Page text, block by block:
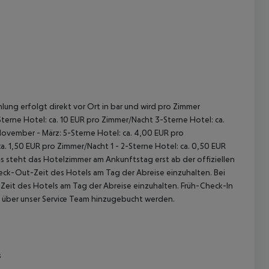
erfolgt direkt vor Ort in bar und wird pro Zimmer
Hotel: ca. 10 EUR pro Zimmer/Nacht 3-Sterne Hotel: ca.
- März: 5-Sterne Hotel: ca. 4,00 EUR pro
EUR pro Zimmer/Nacht 1 - 2-Sterne Hotel: ca. 0,50 EUR
steht das Hotelzimmer am Ankunftstag erst ab der offiziellen
Out-Zeit des Hotels am Tag der Abreise einzuhalten. Bei
des Hotels am Tag der Abreise einzuhalten. Früh-Check-In
unser Service Team hinzugebucht werden.